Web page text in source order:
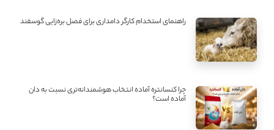
راهنمای استخدام کارگر دامداری برای فصل بره‌زایی گوسفند
چرا کنسانتره آماده انتخاب هوشمندانه‌تری نسبت به دان
آماده است؟